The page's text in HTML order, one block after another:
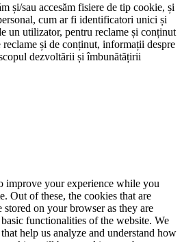
și/sau accesăm fisiere de tip cookie, și
cum ar fi identificatori unici și
un utilizator, pentru reclame și conținut
reclame și de conținut, informații despre
dezvoltării și îmbunătățirii
improve your experience while you
Out of these, the cookies that are
stored on your browser as they are
functionalities of the website. We
help us analyze and understand how